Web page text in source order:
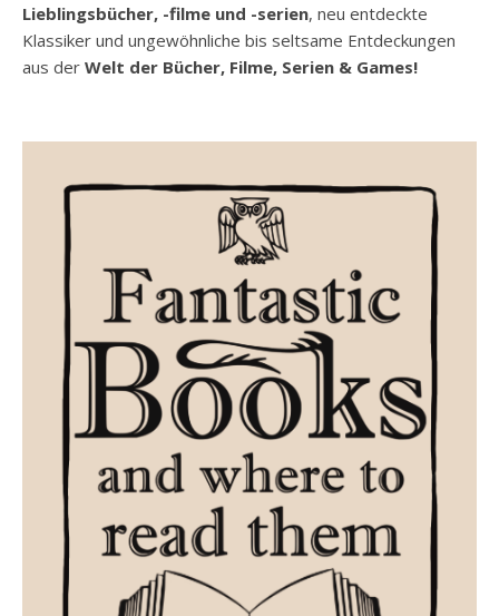
Lieblingsbücher, -filme und -serien, neu entdeckte
Klassiker und ungewöhnliche bis seltsame Entdeckungen
aus der Welt der Bücher, Filme, Serien & Games!